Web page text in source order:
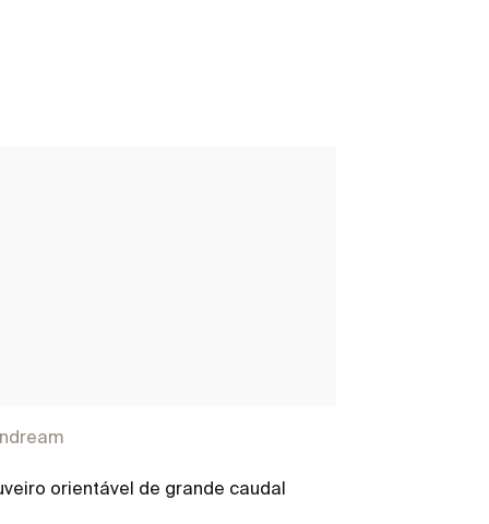
orientável de grande caudal